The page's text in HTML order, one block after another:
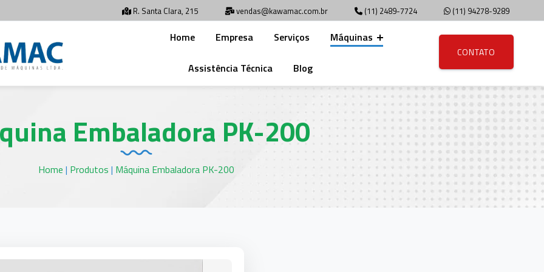
R. Santa Clara, 215 vendas@kawamac.com.br (11) 2489-7724 (11) 94278-9289
Home Empresa Serviços Máquinas
Assistência Técnica Blog
CONTATO
Embaladora PK-200
Home | Produtos | Máquina Embaladora PK-200